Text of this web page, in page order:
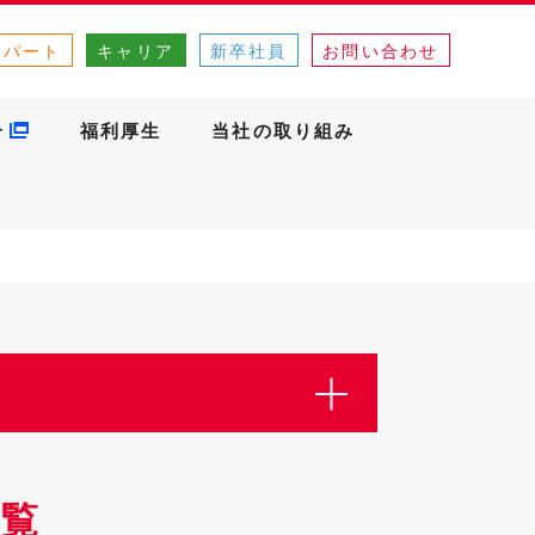
ート キャリア 新卒社員 お問い合わせ
福利厚生 当社の取り組み